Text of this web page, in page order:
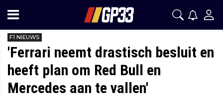
F1 NIEUWS
'Ferrari neemt drastisch besluit en
heeft plan om Red Bull en
Mercedes aan te vallen'